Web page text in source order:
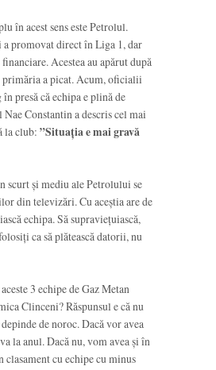
în acest sens este Petrolul.
promovat direct în Liga 1, dar
Acestea au apărut după
primăria a picat. Acum, oficialii
presă că echipa e plină de
Constantin a descris cel mai
la club: ”Situația e mai gravă
scurt și mediu ale Petrolului se
din televizări. Cu aceștia are de
echipa. Să supraviețuiască,
ca să plătească datorii, nu
3 echipe de Gaz Metan
Clinceni? Răspunsul e că nu
de noroc. Dacă vor avea
la anul. Dacă nu, vom avea și în
clasament cu echipe cu minus